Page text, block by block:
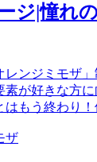
ジ|憧れ
レンジミモザ
素が好きな方
はもう終わり
ザ